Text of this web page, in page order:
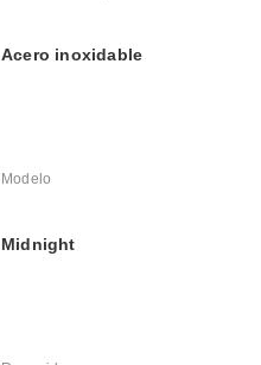
Acero inoxidable
Modelo
Midnight